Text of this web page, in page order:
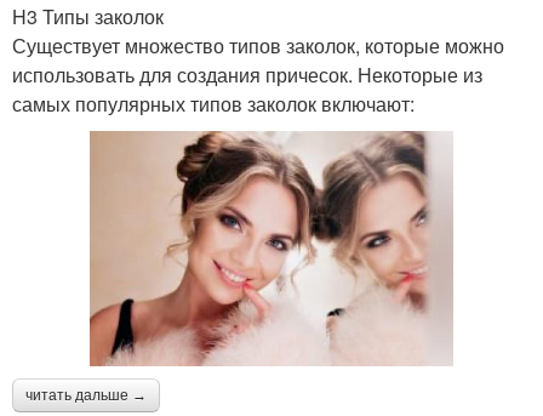
H3 Типы заколок
Существует множество типов заколок, которые можно
использовать для создания причесок. Некоторые из
самых популярных типов заколок включают:
читать дальше →